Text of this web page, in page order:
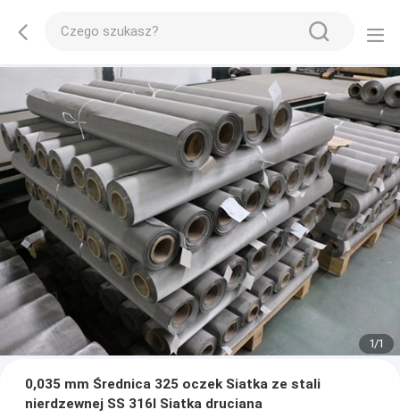
1/1
0,035 mm Średnica 325 oczek Siatka ze stali
nierdzewnej SS 316l Siatka druciana